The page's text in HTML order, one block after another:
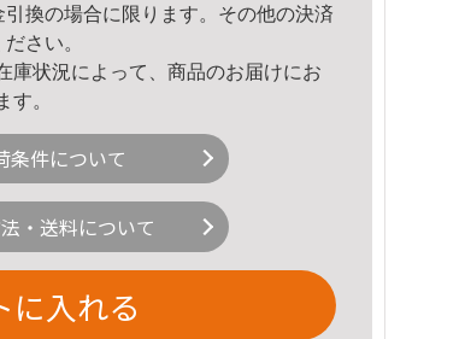
換の場合に限ります。その他の決済
さい。
状況によって、商品のお届けにお
す。
条件について
・送料について
に入れる